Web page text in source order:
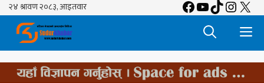
Skip
content
Facebook
YouTube
TikTok
X